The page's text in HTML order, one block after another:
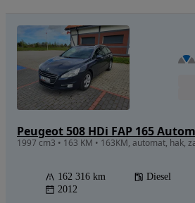
162 316 km Diesel
2012